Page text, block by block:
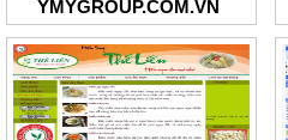
YMYGROUP.COM.VN